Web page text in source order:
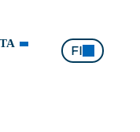
FI